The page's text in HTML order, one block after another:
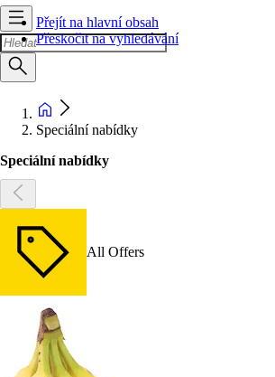
Přejít na hlavní obsah
Přeskočit na vyhledávání
Speciální nabídky
Speciální nabídky
All Offers